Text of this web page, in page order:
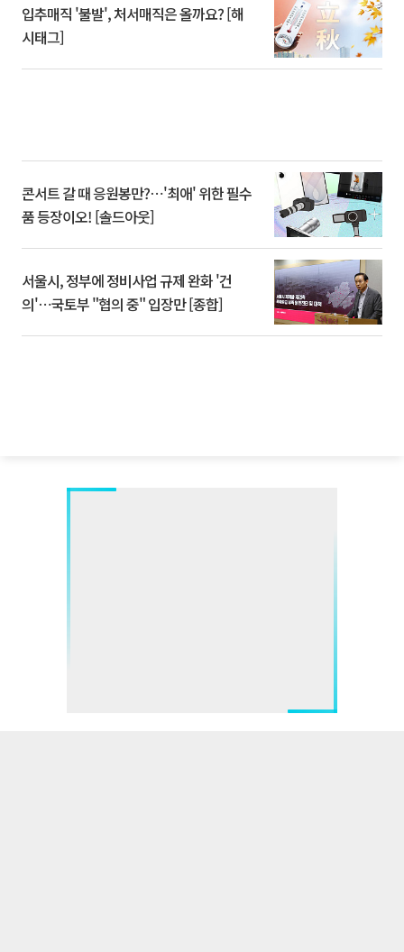
입추매직 '불발', 처서매직은 올까요? [해
시태그]
콘서트 갈 때 응원봉만?⋯'최애' 위한 필수
품 등장이오! [솔드아웃]
서울시, 정부에 정비사업 규제 완화 '건
의'⋯국토부 "협의 중" 입장만 [종합]